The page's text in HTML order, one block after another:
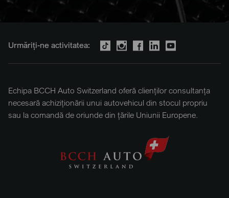
Urmăriți-ne activitatea:
Echipa BCCH Auto Switzerland oferă clienților consultanța
necesară achiziționării unui autovehicul din stocul propriu
sau la comandă de oriunde din țările Uniunii Europene.